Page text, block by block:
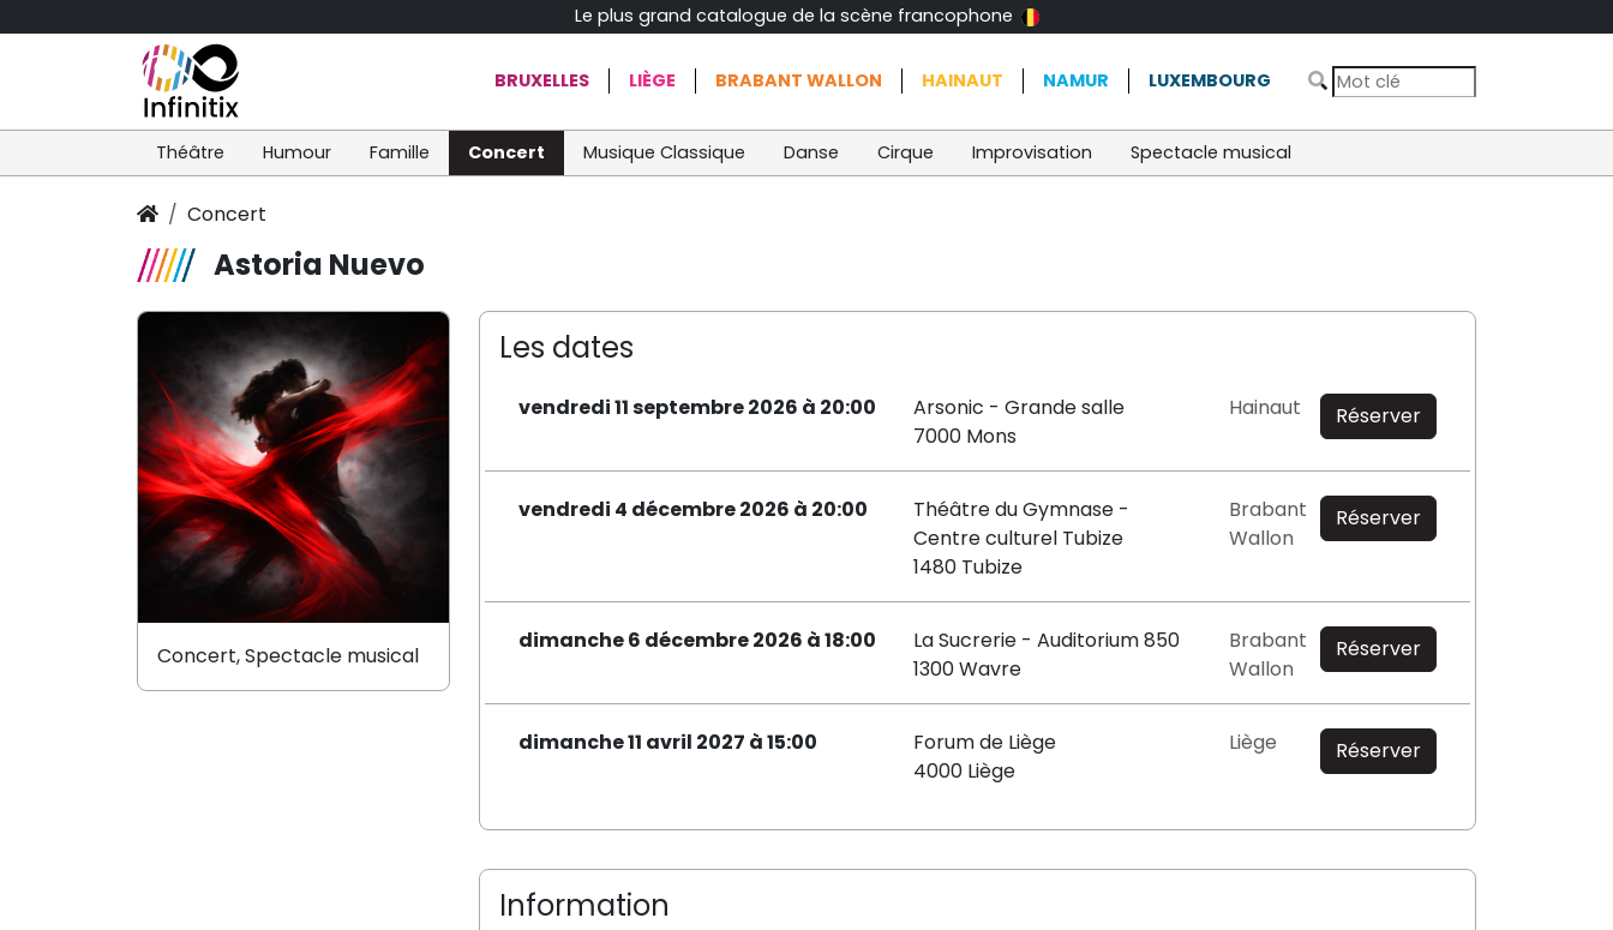
Le plus grand catalogue de la scène francophone
BRUXELLES LIÈGE BRABANT WALLON HAINAUT NAMUR LUXEMBOURG
Théâtre Humour Famille Concert Musique Classique Danse Cirque Improvisation Spectacle musical
Concert
Astoria Nuevo
Les dates
vendredi 11 septembre 2026 à 20:00
Arsonic - Grande salle
7000 Mons
Hainaut Réserver
vendredi 4 décembre 2026 à 20:00
Théâtre du Gymnase -
Centre culturel Tubize
1480 Tubize
Brabant
Wallon
Réserver
dimanche 6 décembre 2026 à 18:00
La Sucrerie - Auditorium 850
1300 Wavre
Brabant
Wallon
Réserver
dimanche 11 avril 2027 à 15:00
Forum de Liège
4000 Liège
Liège Réserver
Information
Concert, Spectacle musical